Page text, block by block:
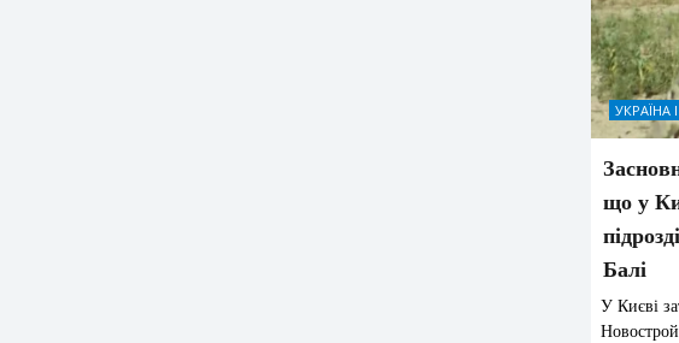
УКРАЇНА
що у
Балі
У Києві